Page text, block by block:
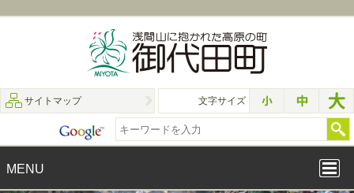
サイトマップ 文字サイズ
MENU